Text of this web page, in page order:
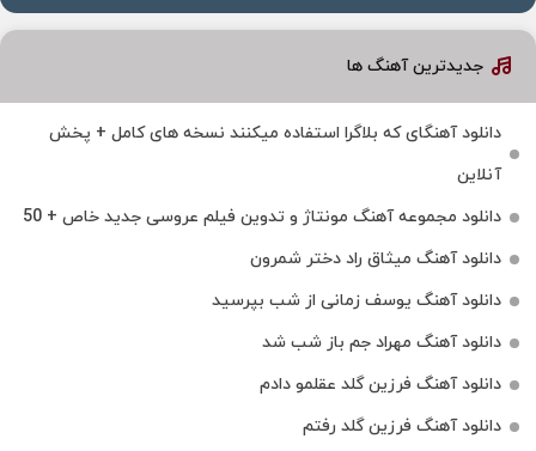
جدیدترین آهنگ ها
دانلود آهنگای که بلاگرا استفاده میکنند نسخه های کامل + پخش
آنلاین
دانلود مجموعه آهنگ مونتاژ و تدوین فیلم عروسی جدید خاص + 50
دانلود آهنگ میثاق راد دختر شمرون
دانلود آهنگ یوسف زمانی از شب بپرسید
دانلود آهنگ مهراد جم باز شب شد
دانلود آهنگ فرزین گلد عقلمو دادم
دانلود آهنگ فرزین گلد رفتم